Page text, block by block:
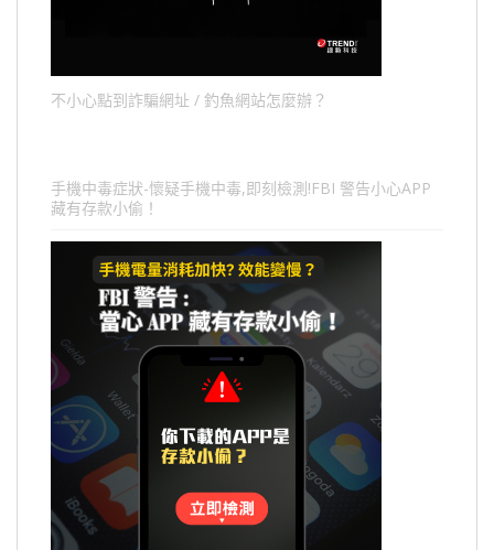
不小心點到詐騙網址 / 釣魚網站怎麼辦？
手機中毒症狀-懷疑手機中毒,即刻檢測!FBI 警告小心APP
藏有存款小偷！